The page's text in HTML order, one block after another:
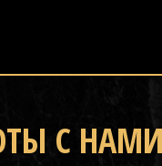
С НАМИ